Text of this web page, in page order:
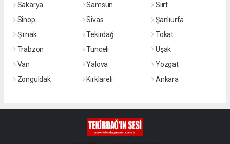
Sakarya
Samsun
Siirt
Sinop
Sivas
Şanlıurfa
Şırnak
Tekirdağ
Tokat
Trabzon
Tunceli
Uşak
Van
Yalova
Yozgat
Zonguldak
Kırklareli Ankara